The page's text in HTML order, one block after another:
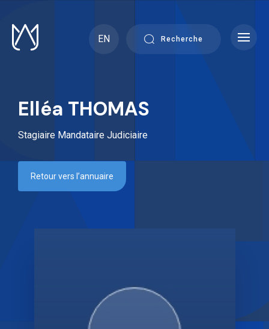
content
EN
Recherche
Elléa THOMAS
Stagiaire Mandataire Judiciaire
Retour vers l’annuaire